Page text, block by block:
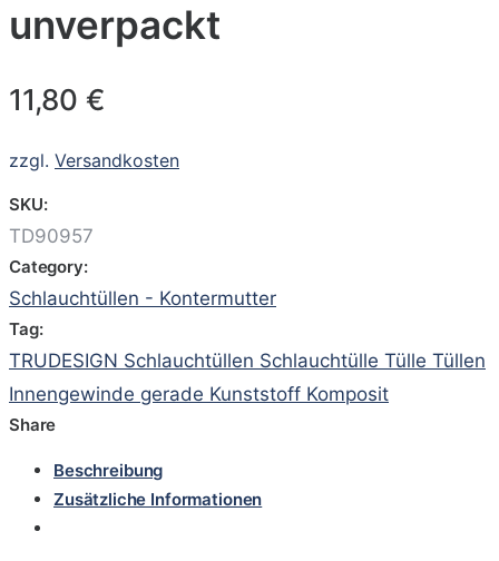
unverpackt
11,80 €
zzgl. Versandkosten
SKU:
TD90957
Category:
Schlauchtüllen - Kontermutter
Tag:
TRUDESIGN Schlauchtüllen Schlauchtülle Tülle Tüllen
Innengewinde gerade Kunststoff Komposit
Share
Beschreibung
Zusätzliche Informationen